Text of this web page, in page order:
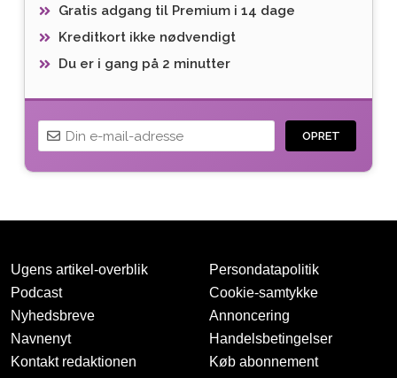
Gratis adgang til Premium i 14 dage
Kreditkort ikke nødvendigt
Du er i gang på 2 minutter
OPRET
Tak for oprettelsen
Ugens artikel-overblik
Podcast
Nyhedsbreve
Navnenyt
Kontakt redaktionen
Persondatapolitik
Cookie-samtykke
Annoncering
Handelsbetingelser
Køb abonnement